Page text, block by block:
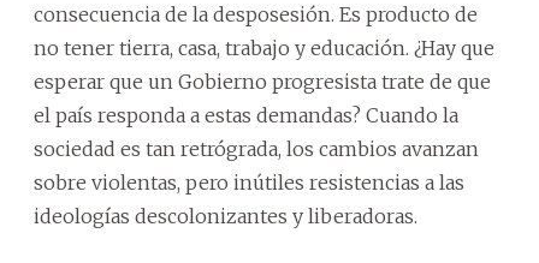
consecuencia de la desposesión. Es producto de
no tener tierra, casa, trabajo y educación. ¿Hay que
esperar que un Gobierno progresista trate de que
el país responda a estas demandas? Cuando la
sociedad es tan retrógrada, los cambios avanzan
sobre violentas, pero inútiles resistencias a las
ideologías descolonizantes y liberadoras.